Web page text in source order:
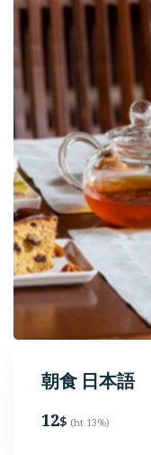
朝食 日本語
12$ (ht 13%)